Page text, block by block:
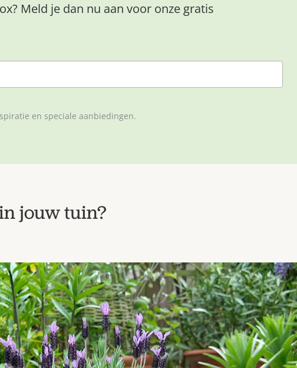
Meld je dan nu aan voor onze gratis
en speciale aanbiedingen.
jouw tuin?